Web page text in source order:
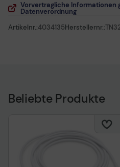
Vorvertragliche Informationen
Datenverordnung
Artikelnr.:4034135Herstellernr.:
Beliebte Produkte